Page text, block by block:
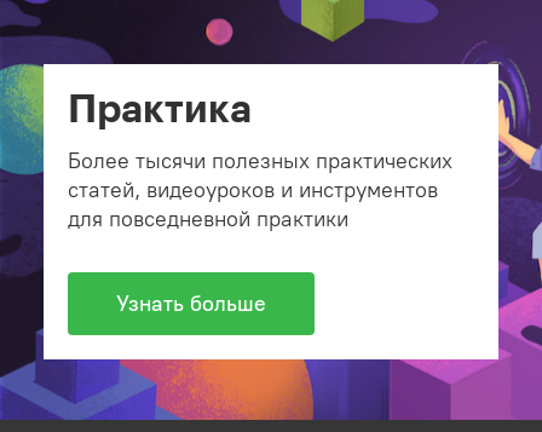
Практика
Более тысячи полезных практических
статей, видеоуроков и инструментов
для повседневной практики
Узнать больше